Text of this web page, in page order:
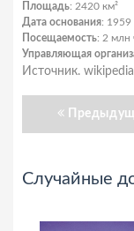
Площадь: 2420 км²
Дата основания: 1959
Посещаемость: 2 млн
Управляющая
Источник.
Случайные